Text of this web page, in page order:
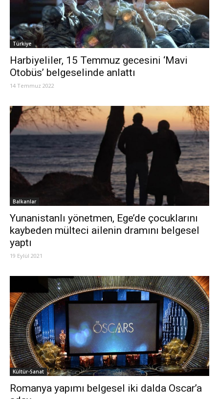
Türkiye
Harbiyeliler, 15 Temmuz gecesini ‘Mavi
Otobüs’ belgeselinde anlattı
14 Temmuz 2022
Balkanlar
Yunanistanlı yönetmen, Ege’de çocuklarını
kaybeden mülteci ailenin dramını belgesel
yaptı
19 Eylül 2021
Kültür-Sanat
Romanya yapımı belgesel iki dalda Oscar’a